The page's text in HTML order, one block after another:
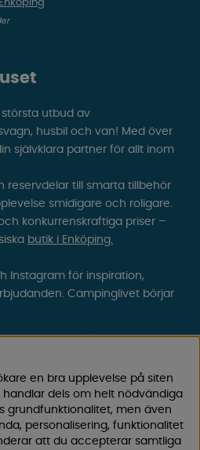
största utbud av
husbil och van! Med över
självklara partner för allt inom
reservdelar till smarta tillbehör
smidigare och roligare.
konkurrenskraftiga priser –
butik i Enköping.
Instagram för inspiration,
Campinglivet börjar
en bra upplevelse på siten
dels om helt nödvändiga
grundfunktionalitet, men även
personalisering, funktionalitet
att du accepterar samtliga